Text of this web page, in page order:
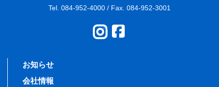
Tel. 084-952-4000 / Fax. 084-952-3001
お知らせ
会社情報